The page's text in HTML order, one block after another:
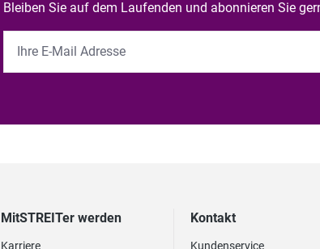
Bleiben Sie auf dem Laufenden und abonnieren Sie
MitSTREITer werden
Karriere
Kontakt
Kundenservice